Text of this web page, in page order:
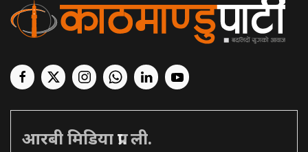
आरबी मिडिया प्रा. ली.